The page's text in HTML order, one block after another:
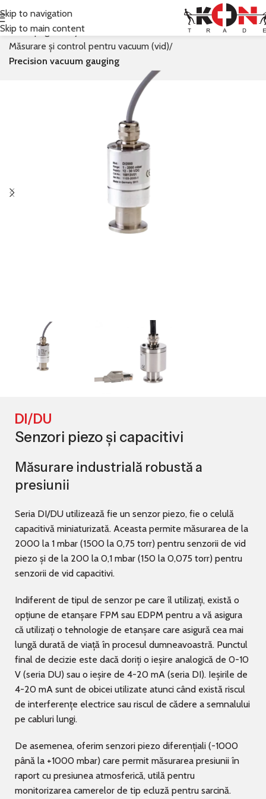
Skip to navigation
Skip to main content
Prima pagină Leybold
Măsurare și control pentru vacuum (vid)
Precision vacuum gauging
DI/DU
Senzori piezo și capacitivi
Măsurare industrială robustă a
presiunii
Seria DI/DU utilizează fie un senzor piezo, fie o celulă
capacitivă miniaturizată. Aceasta permite măsurarea de la
2000 la 1 mbar (1500 la 0,75 torr) pentru senzorii de vid
piezo și de la 200 la 0,1 mbar (150 la 0,075 torr) pentru
senzorii de vid capacitivi.
Indiferent de tipul de senzor pe care îl utilizați, există o
opțiune de etanșare FPM sau EDPM pentru a vă asigura
că utilizați o tehnologie de etanșare care asigură cea mai
lungă durată de viață în procesul dumneavoastră. Punctul
final de decizie este dacă doriți o ieșire analogică de 0-10
V (seria DU) sau o ieșire de 4-20 mA (seria DI). Ieșirile de
4-20 mA sunt de obicei utilizate atunci când există riscul
de interferențe electrice sau riscul de cădere a semnalului
pe cabluri lungi.
De asemenea, oferim senzori piezo diferențiali (-1000
până la +1000 mbar) care permit măsurarea presiunii în
raport cu presiunea atmosferică, utilă pentru
monitorizarea camerelor de tip ecluză pentru sarcină.